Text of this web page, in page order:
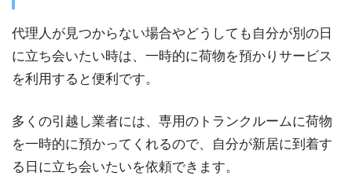
代理人が見つからない場合やどうしても自分が別の日
に立ち会いたい時は、一時的に荷物を預かりサービス
を利用すると便利です。
多くの引越し業者には、専用のトランクルームに荷物
を一時的に預かってくれるので、自分が新居に到着す
る日に立ち会いたいを依頼できます。